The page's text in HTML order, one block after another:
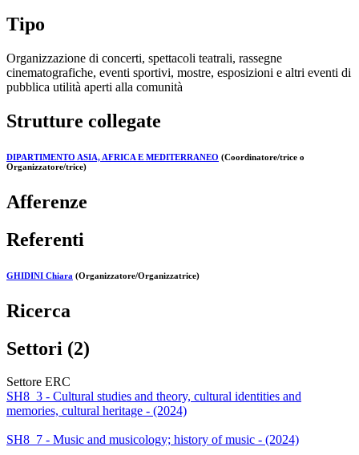
Tipo
Organizzazione di concerti, spettacoli teatrali, rassegne
cinematografiche, eventi sportivi, mostre, esposizioni e altri eventi di
pubblica utilità aperti alla comunità
Strutture collegate
DIPARTIMENTO ASIA, AFRICA E MEDITERRANEO (Coordinatore/trice o
Organizzatore/trice)
Afferenze
Referenti
GHIDINI Chiara (Organizzatore/Organizzatrice)
Ricerca
Settori (2)
Settore ERC
SH8_3 - Cultural studies and theory, cultural identities and
memories, cultural heritage - (2024)
SH8_7 - Music and musicology; history of music - (2024)